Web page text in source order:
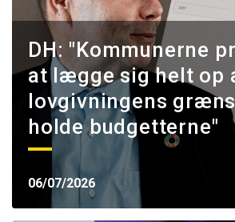
DH: "Kommunerne
at lægge sig helt op
lovgivningens
holde budgetterne"
06/07/2026